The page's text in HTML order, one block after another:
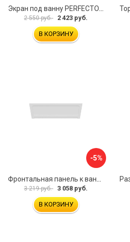
Экран под ванну PERFECTO LINEA 36-000157
2 550 руб. 2 423 руб.
В КОРЗИНУ
-5%
3 219 руб. 3 058 руб.
В КОРЗИНУ